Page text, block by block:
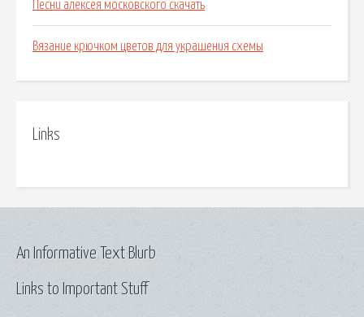
Песни алексея московского скачать
Вязание крючком цветов для украшения схемы
Links
Links to Important Stuff
An Informative Text Blurb